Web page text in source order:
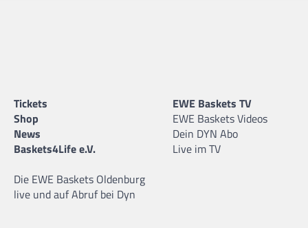
Tickets
Shop
News
Baskets4Life e.V.
Die EWE Baskets Oldenburg
live und auf Abruf bei Dyn
EWE Baskets TV
EWE Baskets Videos
Dein DYN Abo
Live im TV